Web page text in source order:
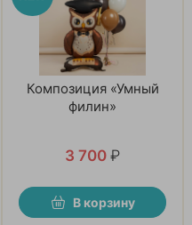
Композиция «Умный
филин»
3 700 ₽
В корзину